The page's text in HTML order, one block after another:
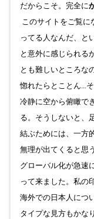
だからこそ。完全に
このサイトをご覧
ってる人なんだ、と
と意外に感じられる
とも難しいところな
惚れたらとことん…
冷静に空から俯瞰で
る。そうしないと、
結ぶためには、一方
無理が出てくると思
グローバル化が急速
って来ました。私の
海外での日本人につ
タイプな見方もかな